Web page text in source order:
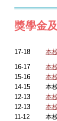
獎學金
17-18
本
16-17
本
15-16
本
14-15
本
12-13
本
12-13
本
11-12
本